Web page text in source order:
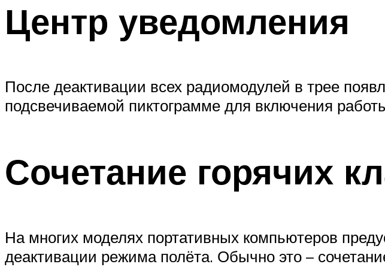
Центр уведомления
После деактивации всех радиомодулей в трее
подсвечиваемой пиктограмме для включения
Сочетание горячих
На многих моделях портативных компьютеров
деактивации режима полёта. Обычно это –